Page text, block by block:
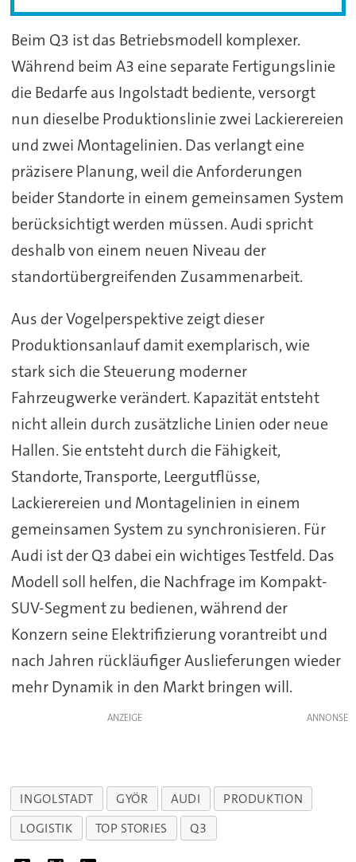
Beim Q3 ist das Betriebsmodell komplexer.
Während beim A3 eine separate Fertigungslinie
die Bedarfe aus Ingolstadt bediente, versorgt
nun dieselbe Produktionslinie zwei Lackierereien
und zwei Montagelinien. Das verlangt eine
präzisere Planung, weil die Anforderungen
beider Standorte in einem gemeinsamen System
berücksichtigt werden müssen. Audi spricht
deshalb von einem neuen Niveau der
standortübergreifenden Zusammenarbeit.
Aus der Vogelperspektive zeigt dieser
Produktionsanlauf damit exemplarisch, wie
stark sich die Steuerung moderner
Fahrzeugwerke verändert. Kapazität entsteht
nicht allein durch zusätzliche Linien oder neue
Hallen. Sie entsteht durch die Fähigkeit,
Standorte, Transporte, Leergutflüsse,
Lackierereien und Montagelinien in einem
gemeinsamen System zu synchronisieren. Für
Audi ist der Q3 dabei ein wichtiges Testfeld. Das
Modell soll helfen, die Nachfrage im Kompakt-
SUV-Segment zu bedienen, während der
Konzern seine Elektrifizierung vorantreibt und
nach Jahren rückläufiger Auslieferungen wieder
mehr Dynamik in den Markt bringen will.
ANZEIGE
INGOLSTADT GYÖR AUDI
PRODUKTION
LOGISTIK
TOP STORIES Q3